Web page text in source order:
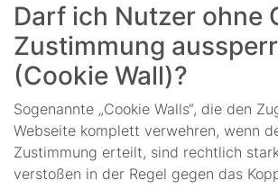
Darf ich Nutzer ohne
Zustimmung
(Cookie Wall)?
Sogenannte „Cookie Walls“, die den
Webseite komplett verwehren, wenn
Zustimmung erteilt, sind rechtlich
verstoßen in der Regel gegen das